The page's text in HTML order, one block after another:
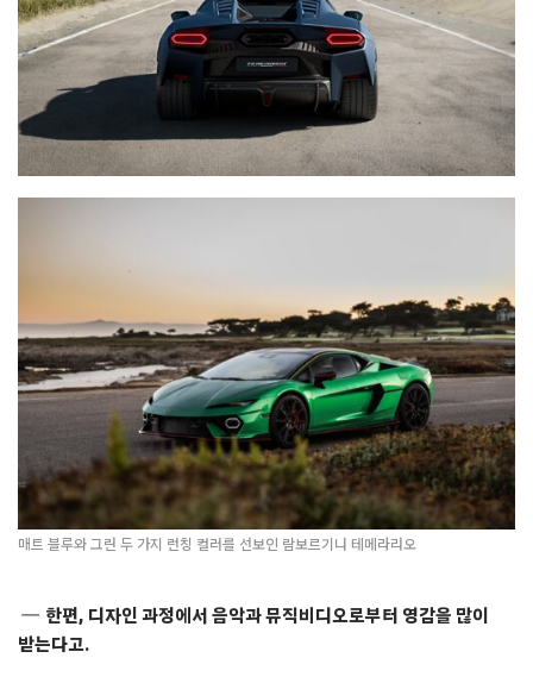
매트 블루와 그린 두 가지 런칭 컬러를 선보인 람보르기니 테메라리오
한편, 디자인 과정에서 음악과 뮤직비디오로부터 영감을 많이
받는다고.